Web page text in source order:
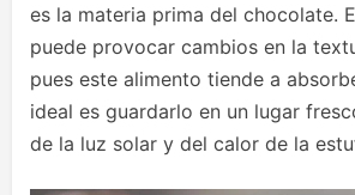
es la materia prima del chocolate.
puede provocar cambios en la
pues este alimento tiende a
ideal es guardarlo en un lugar
de la luz solar y del calor de la